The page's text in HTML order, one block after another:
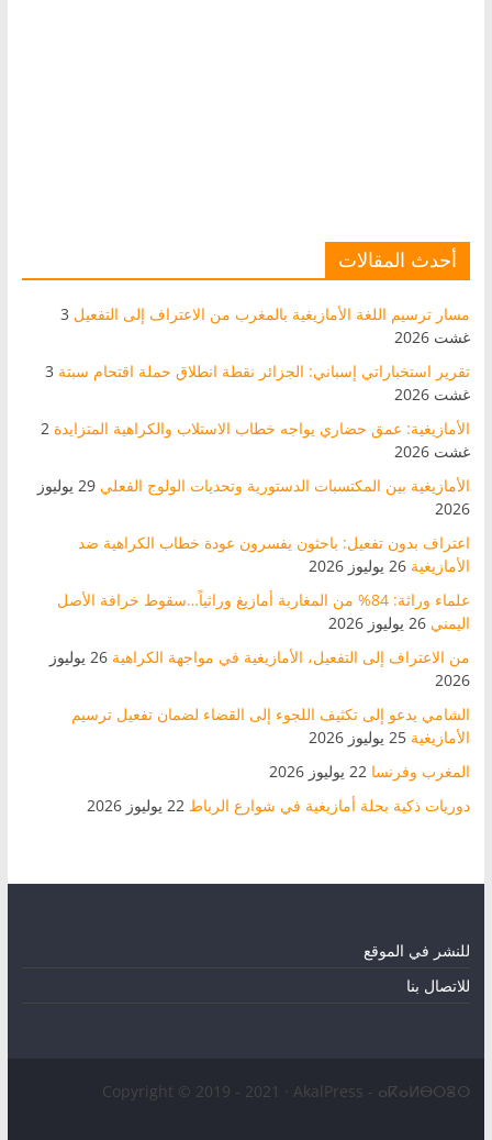
أحدث المقالات
مسار ترسيم اللغة الأمازيغية بالمغرب من الاعتراف إلى التفعيل 3
غشت 2026
تقرير استخباراتي إسباني: الجزائر نقطة انطلاق حملة اقتحام سبتة 3
غشت 2026
الأمازيغية: عمق حضاري يواجه خطاب الاستلاب والكراهية المتزايدة 2
غشت 2026
الأمازيغية بين المكتسبات الدستورية وتحديات الولوج الفعلي
29 يوليوز
2026
اعتراف بدون تفعيل: باحثون يفسرون عودة خطاب الكراهية ضد
الأمازيغية 26 يوليوز 2026
علماء وراثة: 84% من المغاربة أمازيغ وراثياً…سقوط خرافة الأصل
اليمني 26 يوليوز 2026
من الاعتراف إلى التفعيل، الأمازيغية في مواجهة الكراهية
26 يوليوز
2026
الشامي يدعو إلى تكثيف اللجوء إلى القضاء لضمان تفعيل ترسيم
الأمازيغية 25 يوليوز 2026
المغرب وفرنسا 22 يوليوز 2026
دوريات ذكية بحلة أمازيغية في شوارع الرباط 22 يوليوز 2026
للنشر في الموقع
للاتصال بنا
Copyright © 2019 - 2021 · AkalPress - ⴰⴽⴰⵍⴱⵔⴻⵙ